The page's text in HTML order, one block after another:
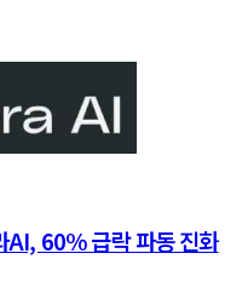
60% 급락 파동 진화